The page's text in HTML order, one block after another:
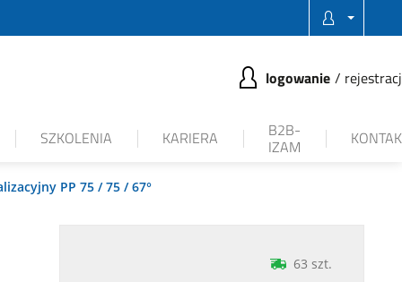
logowanie
SZKOLENIA KARIERA B2B-
IZAM
PP 75 / 75 / 67°
63 szt.